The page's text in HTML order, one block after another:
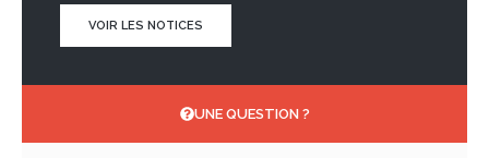
VOIR LES NOTICES
UNE QUESTION ?